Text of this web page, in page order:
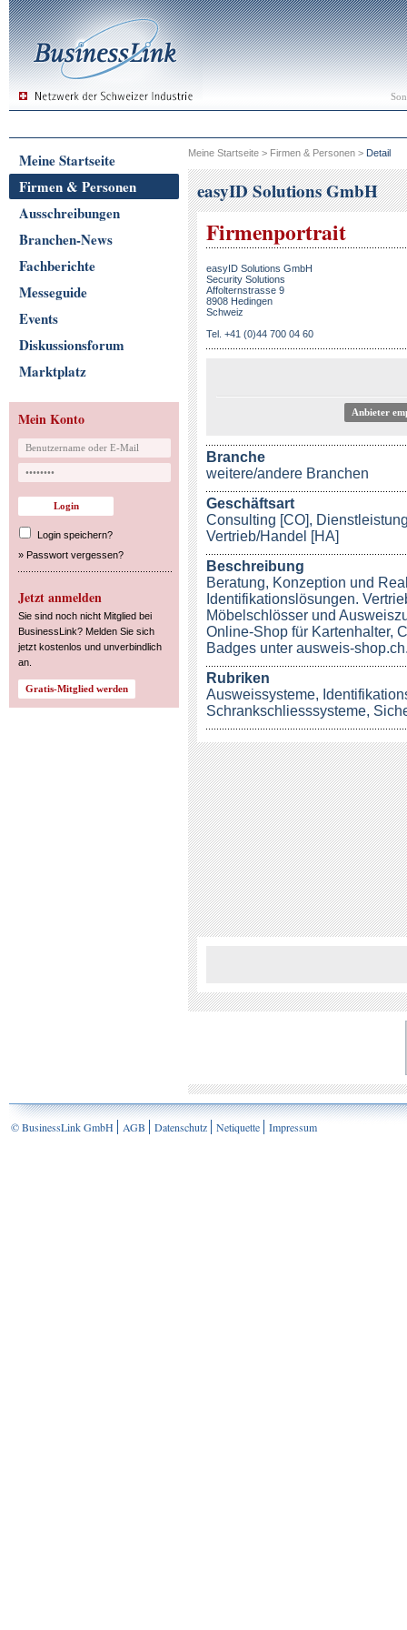
Meine Startseite
Firmen & Personen
Ausschreibungen
Branchen-News
Fachberichte
Messeguide
Events
Diskussionsforum
Marktplatz
Mein Konto
Login speichern?
» Passwort vergessen?
Jetzt anmelden
Sie sind noch nicht Mitglied bei
BusinessLink? Melden Sie sich
jetzt kostenlos und unverbindlich
an.
Meine Startseite > Firmen & Personen > Detail
easyID Solutions GmbH
Firmenportrait
easyID Solutions GmbH
Security Solutions
Affolternstrasse 9
8908 Hedingen
Schweiz
Tel. +41 (0)44 700 04 60
Anbieter
Branche
weitere/andere Branchen
Geschäftsart
Consulting [CO],
Vertrieb/Handel [HA]
Beschreibung
Beratung, Konzeption und
Identifikationslösungen.
Möbelschlösser und
Online-Shop für Kartenhalter,
Badges unter ausweis-
Rubriken
Ausweissysteme,
Schrankschliesssysteme,
© BusinessLink GmbH AGB Datenschutz Netiquette Impressum